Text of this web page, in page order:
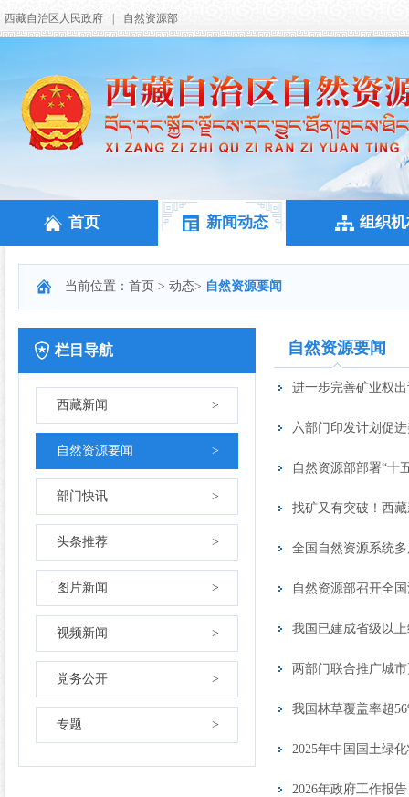
西藏自治区人民政府 自然资源部
首页 新闻动态 组织
当前位置： 首页 > 动态> 自然资源要闻
栏目导航
西藏新闻 >
自然资源要闻 >
部门快讯 >
头条推荐 >
图片新闻 >
视频新闻 >
党务公开 >
专题 >
自然资源要闻
进一步完善矿业权
六部门印发计划促
自然资源部部署“十
找矿又有突破！西
全国自然资源系统
自然资源部召开全
我国已建成省级以
两部门联合推广城
我国林草覆盖率超
2025年中国国土绿
2026年政府工作报